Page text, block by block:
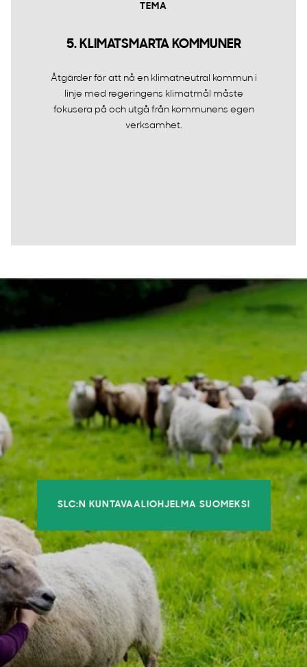
TEMA
5. KLIMATSMARTA KOMMUNER
Åtgärder för att nå en klimatneutral kommun i
linje med regeringens klimatmål måste
fokusera på och utgå från kommunens egen
verksamhet.
SLC:N KUNTAVAALIOHJELMA SUOMEKSI